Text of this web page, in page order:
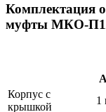
Комплектация
муфты МКО-
Корпус с
крышкой
1